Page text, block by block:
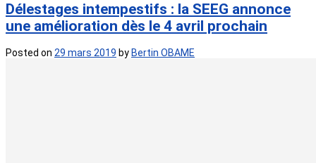
Délestages intempestifs : la SEEG annonce
une amélioration dès le 4 avril prochain
Posted on 29 mars 2019 byBertin OBAME